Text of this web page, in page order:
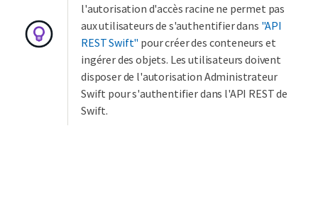
l'autorisation d'accès racine ne permet pas
aux utilisateurs de s'authentifier dans "API
REST Swift" pour créer des conteneurs et
ingérer des objets. Les utilisateurs doivent
disposer de l'autorisation Administrateur
Swift pour s'authentifier dans l'API REST de
Swift.